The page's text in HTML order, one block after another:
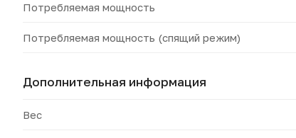
Потребляемая мощность
Потребляемая мощность (спящий режим)
Дополнительная информация
Вес